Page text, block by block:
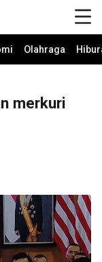
Olahraga
merkuri